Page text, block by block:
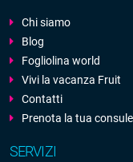
Chi siamo
Blog
Fogliolina world
Vivi la vacanza Fruit
Contatti
Prenota la tua
SERVIZI